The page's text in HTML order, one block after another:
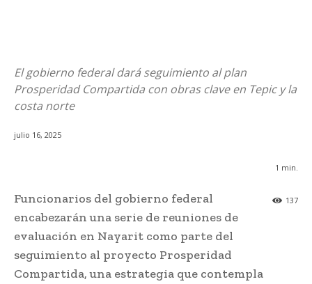
El gobierno federal dará seguimiento al plan
Prosperidad Compartida con obras clave en Tepic y la
costa norte
julio 16, 2025
1 min.
137
Funcionarios del gobierno federal
encabezarán una serie de reuniones de
evaluación en Nayarit como parte del
seguimiento al proyecto Prosperidad
Compartida, una estrategia que contempla